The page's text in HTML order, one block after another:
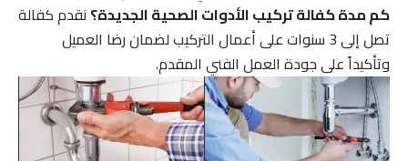
كم مدة كفالة تركيب الأدوات الصحية الجديدة؟نقدم كفالة
تصل إلى 3 سنوات على أعمال التركيب لضمان رضا العميل
وتأكيداً على جودة العمل الفني المقدم.